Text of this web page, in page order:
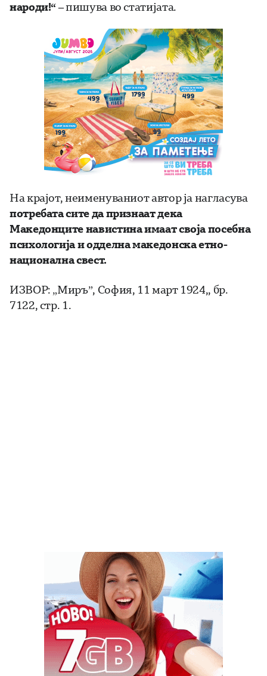
народи!“ –пишува во статијата.
На крајот, неименуваниот автор ја нагласува
потребата сите да признаат дека
Македонците навистина имаат своја посебна
психологија и одделна македонска етно-
национална свест.
ИЗВОР: „Миръ”, София, 11 март 1924,, бр.
7122, стр. 1.